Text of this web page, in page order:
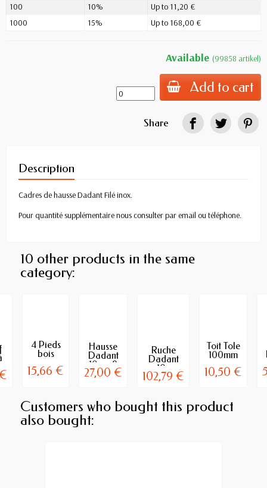
100
10%
Up to 11,20 €
1000
15% Up to 168,00 €
Available (99858 artikel)
Add to cart
Share
Description
Cadres de hausse Dadant Filé inox.
Pour quantité supplémentaire nous consulter par email ou téléphone.
10 other products in the same
category:
4 Pieds
bois
ruche et
15,66 €
Hausse
Dadant
10 en 9
cadres
27,00 €
Ruche
Dadant
10c
plancher
102,79 €
Toit Tole
100mm
Ruche
cadres
10,50 €
Customers who bought this product
also bought: